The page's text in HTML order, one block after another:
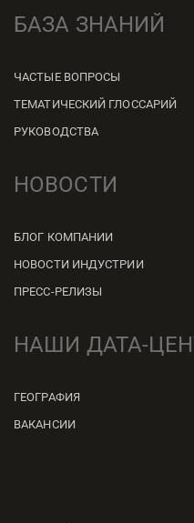
БАЗА ЗНАНИЙ
ЧАСТЫЕ ВОПРОСЫ
ТЕМАТИЧЕСКИЙ ГЛОССАРИЙ
РУКОВОДСТВА
НОВОСТИ
БЛОГ КОМПАНИИ
НОВОСТИ ИНДУСТРИИ
ПРЕСС-РЕЛИЗЫ
НАШИ ДАТА-
ГЕОГРАФИЯ
ВАКАНСИИ